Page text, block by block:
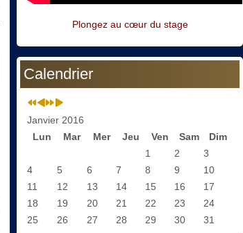
Plongez au cœur du stage
Calendrier
Janvier 2016
Lun
Mar Mer Jeu Ven Sam
Dim
1
2
3
4
5 6 7 8 9
10
11
12 13 14 15 16
17
18
19 20 21 22 23
24
25
26 27 28 29 30 31